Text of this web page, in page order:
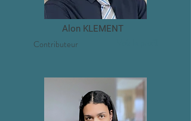
Alon KLEMENT
Contributeur